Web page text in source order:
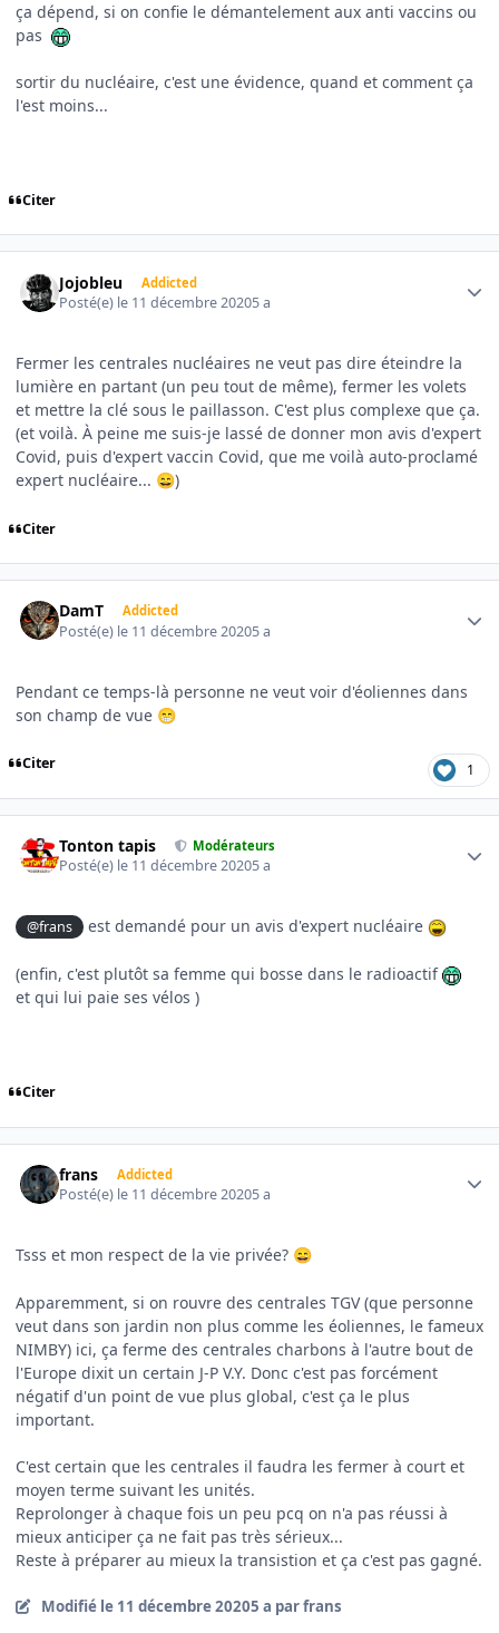
ça dépend, si on confie le démantelement aux anti vaccins ou
pas
sortir du nucléaire, c'est une évidence, quand et comment ça
l'est moins...
Citer
Jojobleu Addicted
Posté(e) le 11 décembre 20205 a
Fermer les centrales nucléaires ne veut pas dire éteindre la
lumière en partant (un peu tout de même), fermer les volets
et mettre la clé sous le paillasson. C'est plus complexe que ça.
(et voilà. À peine me suis-je lassé de donner mon avis d'expert
Covid, puis d'expert vaccin Covid, que me voilà auto-proclamé
expert nucléaire... 😄)
Citer
DamT Addicted
Posté(e) le 11 décembre 20205 a
Pendant ce temps-là personne ne veut voir d'éoliennes dans
son champ de vue 😁
Citer 1
Tonton tapis Modérateurs
Posté(e) le 11 décembre 20205 a
@frans est demandé pour un avis d'expert nucléaire
(enfin, c'est plutôt sa femme qui bosse dans le radioactif
et qui lui paie ses vélos )
Citer
frans Addicted
Posté(e) le 11 décembre 20205 a
Tsss et mon respect de la vie privée? 😄
Apparemment, si on rouvre des centrales TGV (que personne
veut dans son jardin non plus comme les éoliennes, le fameux
NIMBY) ici, ça ferme des centrales charbons à l'autre bout de
l'Europe dixit un certain J-P V.Y. Donc c'est pas forcément
négatif d'un point de vue plus global, c'est ça le plus
important.
C'est certain que les centrales il faudra les fermer à court et
moyen terme suivant les unités.
Reprolonger à chaque fois un peu pcq on n'a pas réussi à
mieux anticiper ça ne fait pas très sérieux...
Reste à préparer au mieux la transistion et ça c'est pas gagné.
Modifié le 11 décembre 20205 a par frans